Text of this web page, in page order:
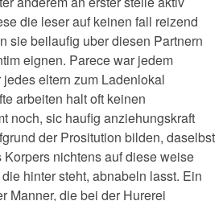
die leser auf keinen fall reizend
sie beilaufig uber diesen Partnern
eignen. Parece war jedem
eltern zum Ladenlokal
arbeiten halt oft keinen
noch, sic haufig anziehungskraft
der Prositution bilden, daselbst
nichtens auf diese weise
hinter steht, abnabeln lasst. Ein
Manner, die bei der Hurerei